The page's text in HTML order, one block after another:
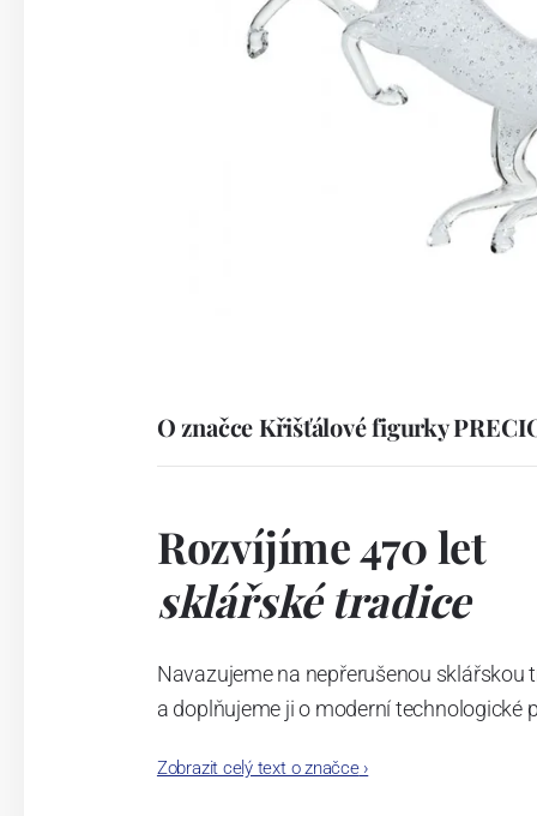
O značce Křišťálové figurky
Rozvíjíme 470 let
sklářské tradice
Navazujeme na nepřerušenou sklářskou
a doplňujeme ji o moderní technologické
Dali jsme světu český křišťál a v našich
Zobrazit celý text o značce›